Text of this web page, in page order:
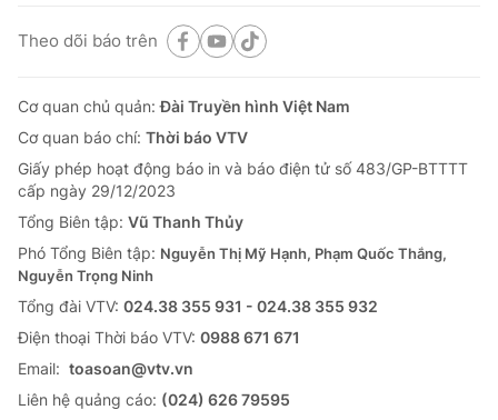
Theo dõi báo trên
Cơ quan chủ quản:Đài Truyền hình Việt Nam
Cơ quan báo chí: Thời báo VTV
Giấy phép hoạt động báo in và báo điện tử số 483/GP-BTTTT
cấp ngày 29/12/2023
Tổng Biên tập: Vũ Thanh Thủy
Phó Tổng Biên tập: Nguyễn Thị Mỹ Hạnh, Phạm Quốc Thắng,
Nguyễn Trọng Ninh
Tổng đài VTV: 024.38 355 931 - 024.38 355 932
Ðiện thoại Thời báo VTV: 0988 671 671
Email: toasoan@vtv.vn
Liên hệ quảng cáo: (024) 626 79595